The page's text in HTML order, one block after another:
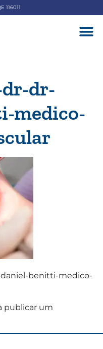
116011
dr-
medico-
benitti-medico-
publicar um